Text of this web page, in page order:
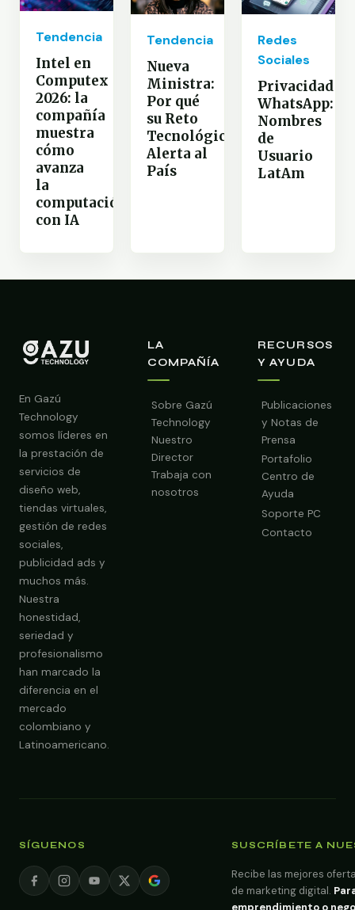
Tendencia
Intel en
Computex
2026: la
compañía
muestra
cómo
avanza
la
computación
con IA
Tendencia
Nueva
Ministra:
Por qué
su Reto
Tecnológico
Alerta al
País
Redes
Sociales
Privacidad
WhatsApp:
Nombres
de
Usuario
LatAm
En Gazú
Technology
somos líderes en
la prestación de
servicios de
diseño web,
tiendas virtuales,
gestión de redes
sociales,
publicidad ads y
muchos más.
Nuestra
honestidad,
seriedad y
profesionalismo
han marcado la
diferencia en el
mercado
colombiano y
Latinoamericano.
LA
COMPAÑÍA
Sobre Gazú
Technology
Nuestro
Director
Trabaja con
nosotros
RECURSOS
Y AYUDA
Publicaciones
y Notas de
Prensa
Portafolio
Centro de
Ayuda
Soporte PC
Contacto
SÍGUENOS SUSCRÍBETE A
Recibe las mejores
de marketing digital.
emprendimiento o